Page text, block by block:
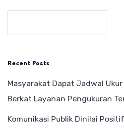
Recent Posts
Masyarakat Dapat Jadwal
Berkat Layanan Pengukuran
Komunikasi Publik Dinilai